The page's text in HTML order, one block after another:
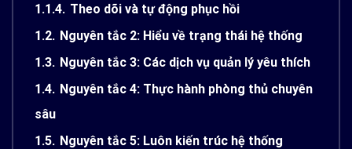
1.1.4. Theo dõi và tự động phục hồi
1.2. Nguyên tắc 2: Hiểu về trạng thái hệ thống
1.3. Nguyên tắc 3: Các dịch vụ quản lý yêu thích
1.4. Nguyên tắc 4: Thực hành phòng thủ chuyên
sâu
1.5. Nguyên tắc 5: Luôn kiến trúc hệ thống